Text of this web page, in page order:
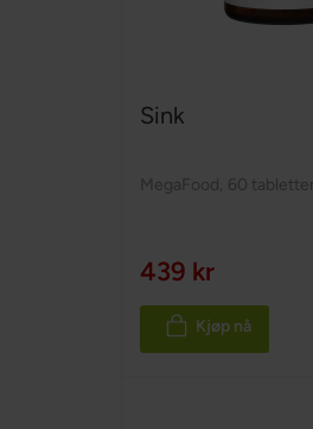
Sink
MegaFood 60 tabletter
439 kr
Kjøp nå